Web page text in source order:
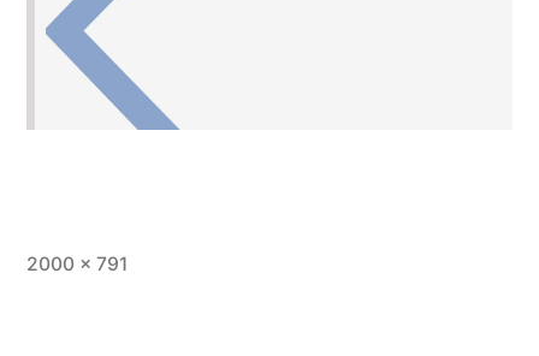
Vollständige
2000 × 791